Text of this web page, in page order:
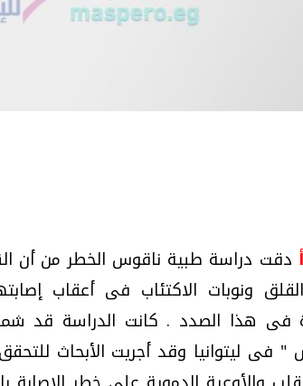
دقت دراسة طبية ناقوس الخطر من أن
ونوبات الاكتئاب فى أعقاب
فى ليتوانيا وقد أجريت الأبحاث